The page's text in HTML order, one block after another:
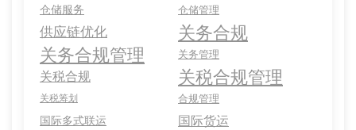
仓储服务 仓储管理
供应链优化
关务合规
关务合规管理
关务管理
关税合规 关税合规管理
关税筹划 合规管理
国际多式联运 国际货运